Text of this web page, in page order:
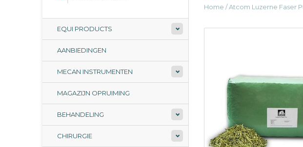
EQUI PRODUCTS
AANBIEDINGEN
MECAN INSTRUMENTEN
MAGAZIJN OPRUIMING
BEHANDELING
CHIRURGIE
Home /Atcom Luzerne Faser